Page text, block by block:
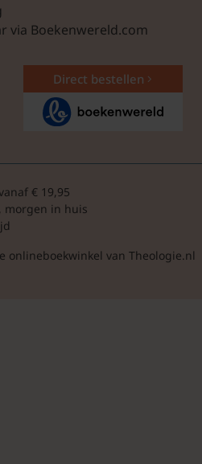
via Boekenwereld.com
Direct bestellen
€ 19,95
morgen in huis
onlineboekwinkel van Theologie.nl